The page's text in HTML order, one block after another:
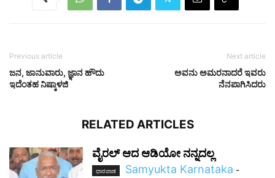
Previous article
ಜನ, ಜಾನುವಾರು, ಜ್ಞಾನ ಹೌದು
ಇದೆಂತಹ ನಿಷ್ಕಾಳಜಿ
Next article
ಅವನು ಅಮರನಾದರೆ ಇವರು
ನೆನಪಾಗಿಸಿದರು
RELATED ARTICLES
ವೈರಲ್ ಆದ ಆಡಿಯೋ ನನ್ನದಲ್ಲ
ಧಾರವಾಡ Samyukta Karnataka -